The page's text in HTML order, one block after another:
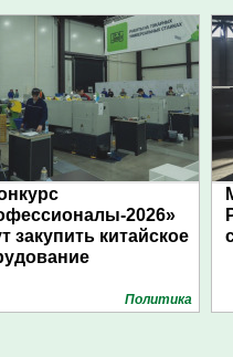
2026»
закупить китайское
Политика